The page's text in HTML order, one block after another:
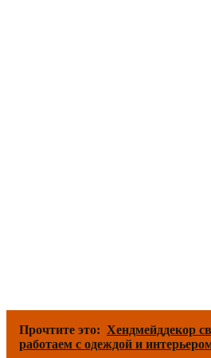
Прочтите это: Хендмейддекор
работаем с одеждой и